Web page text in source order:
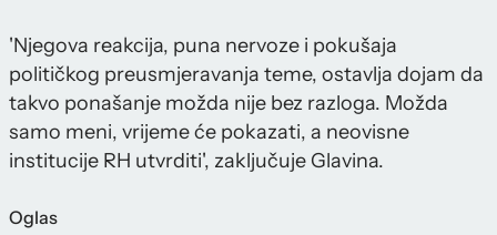
'Njegova reakcija, puna nervoze i pokušaja
političkog preusmjeravanja teme, ostavlja dojam da
takvo ponašanje možda nije bez razloga. Možda
samo meni, vrijeme će pokazati, a neovisne
institucije RH utvrditi', zaključuje Glavina.
Oglas